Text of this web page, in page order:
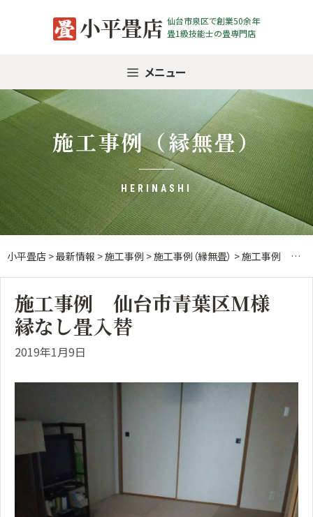
小平畳店 仙台市泉区で創業50余年
畳1級技能士の畳専門店
メニュー
施工事例（縁無畳）
HERINASHI
小平畳店 >最新情報 >施工事例 >施工事例（縁無畳） >施工事例 仙台市青葉区M様 縁なし畳入替
施工事例 仙台市青葉区M様
縁なし畳入替
2019年1月9日